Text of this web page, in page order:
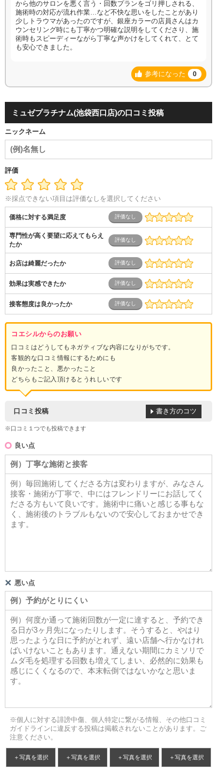
から他のサロンを悪く言う・回数プランをゴリ押しされる、
施術時の対応が流れ作業…など不快な思いをしたことがあり
少しトラウマがあったのですが、銀座カラーの店員さんはカ
ウンセリング時にも丁寧かつ明確な説明をしてくださり、施
術時もスピーディーながら丁寧な声かけをしてくれて、とて
も安心できました。
参考になった 0
ミュゼプラチナム(池袋西口店)の口コミ投稿
ニックネーム
評価
※採点できない項目は評価なしを選択してください
価格に対する満足度
専門性が高く要望に応えてもらえ
たか
お店は綺麗だったか
効果は実感できたか
接客態度は良かったか
コエシルからのお願い
口コミはどうしてもネガティブな内容になりがちです。
客観的な口コミ情報にするためにも
良かったこと、悪かったこと
どちらもご記入頂けるとうれしいです
口コミ投稿
※口コミ１つでも投稿できます
書き方のコツ
良い点
悪い点
※個人に対する誹謗中傷、個人特定に繋がる情報、その他口コミ
ガイドラインに違反する投稿は掲載されないことがあります。ご
注意ください。
＋写真を選択 ＋写真を選択 ＋写真を選択 ＋写真を選択